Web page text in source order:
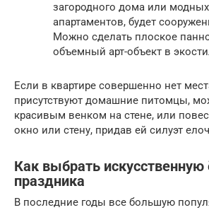
загородного дома или
апартаментов, будет
Можно сделать плоское
объемный арт-объект в
Если в квартире совершенно нет
присутствуют домашние питомцы,
красивым венком на стене, или
окно или стену, придав ей силуэт
Как выбрать искусственную
праздника
В последние годы все большую